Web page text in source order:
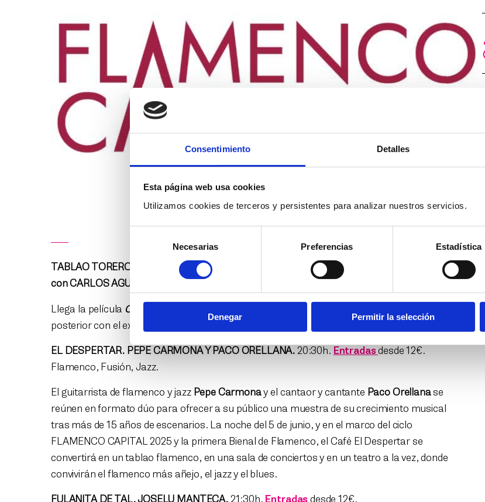
Consentimiento Detalles
Esta página web usa cookies
Utilizamos cookies de terceros y persistentes para analizar nuestros servicios.
consentimiento
Necesarias Preferencias Estadística
Denegar Permitir la selección
TABLAO TORERO. Flamenco y Cine:
(1983) – Proyección de la película y coloquio
con CARLOS AGUILAR.
Llega la película Carmen
posterior con el experto en cine español
EL DESPERTAR. PEPE CARMONA Y PACO ORELLANA. 20:30h. Entradasdesde 12€.
Flamenco, Fusión, Jazz.
El guitarrista de flamenco y jazz Pepe Carmonay el cantaor y cantante Paco Orellanase
reúnen en formato dúo para ofrecer a su público una muestra de su crecimiento musical
tras más de 15 años de escenarios. La noche del 5 de junio, y en el marco del ciclo
FLAMENCO CAPITAL 2025 y la primera Bienal de Flamenco, el Café El Despertar se
convertirá en un tablao flamenco, en una sala de conciertos y en un teatro a la vez, donde
convivirán el flamenco más añejo, el jazz y el blues.
FULANITA DE TAL. JOSELU MANTECA. 21:30h. Entradasdesde 12€.